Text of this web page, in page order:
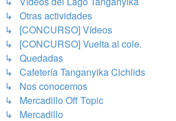
↳ Otras actividades
↳ [CONCURSO] Vídeos
↳ [CONCURSO] Vuelta al cole.
↳ Quedadas
↳ Cafetería Tanganyika Cichlids
↳ Nos conocemos
↳ Mercadillo Off Topic
↳ Mercadillo